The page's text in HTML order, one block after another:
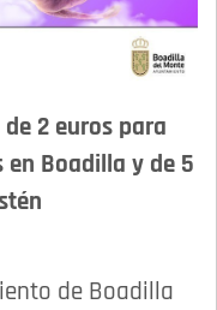
2 euros para
en Boadilla y de 5
de Boadilla